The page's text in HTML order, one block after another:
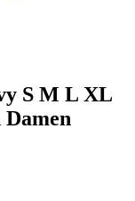
S M L XL